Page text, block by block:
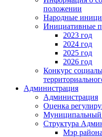
положении
Народные
Инициативные
2023 год
2024 год
2025 год
2026 год
Конкурс
Администрация
Администрация
Оценка
Муниципальный
Структура
Мэр района